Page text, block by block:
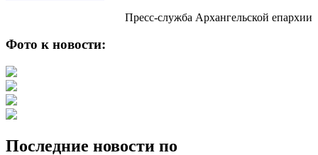
Пресс-служба Архангельской епархии
Фото к новости:
Последние новости по